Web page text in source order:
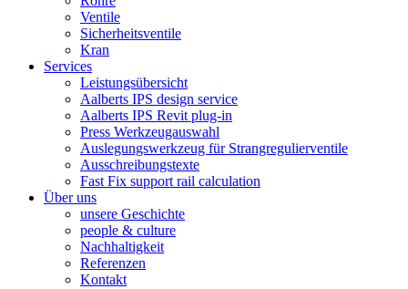
Ventile
Sicherheitsventile
Kran
Services
Leistungsübersicht
Aalberts IPS design service
Aalberts IPS Revit plug-in
Press Werkzeugauswahl
Auslegungswerkzeug für Strangregulierventile
Ausschreibungstexte
Fast Fix support rail calculation
Über uns
unsere Geschichte
people & culture
Nachhaltigkeit
Referenzen
Kontakt